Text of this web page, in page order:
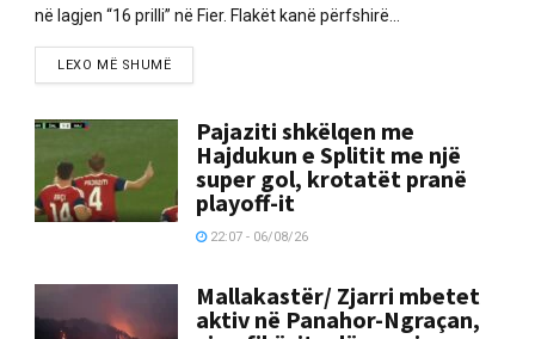
në lagjen “16 prilli” në Fier. Flakët kanë përfshirë...
LEXO MË SHUMË
Pajaziti shkëlqen me
Hajdukun e Splitit me një
super gol, krotatët pranë
playoff-it
22:07 - 06/08/26
Mallakastër/ Zjarri mbetet
aktiv në Panahor-Ngraçan,